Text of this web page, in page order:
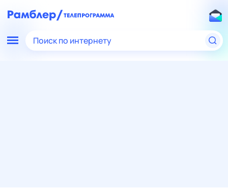
Поиск по интернету